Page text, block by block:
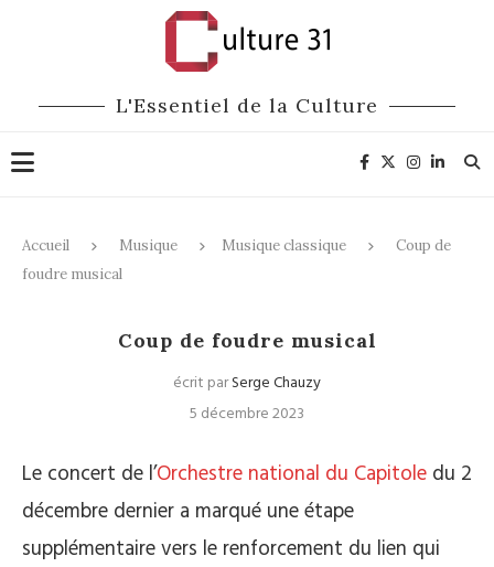
L'Essentiel de la Culture
Accueil Musique Musique classique
Coup de
foudre musical
Coup de foudre musical
écrit parSerge Chauzy
5 décembre 2023
Le concert de l’Orchestre national du Capitole du 2
décembre dernier a marqué une étape
supplémentaire vers le renforcement du lien qui